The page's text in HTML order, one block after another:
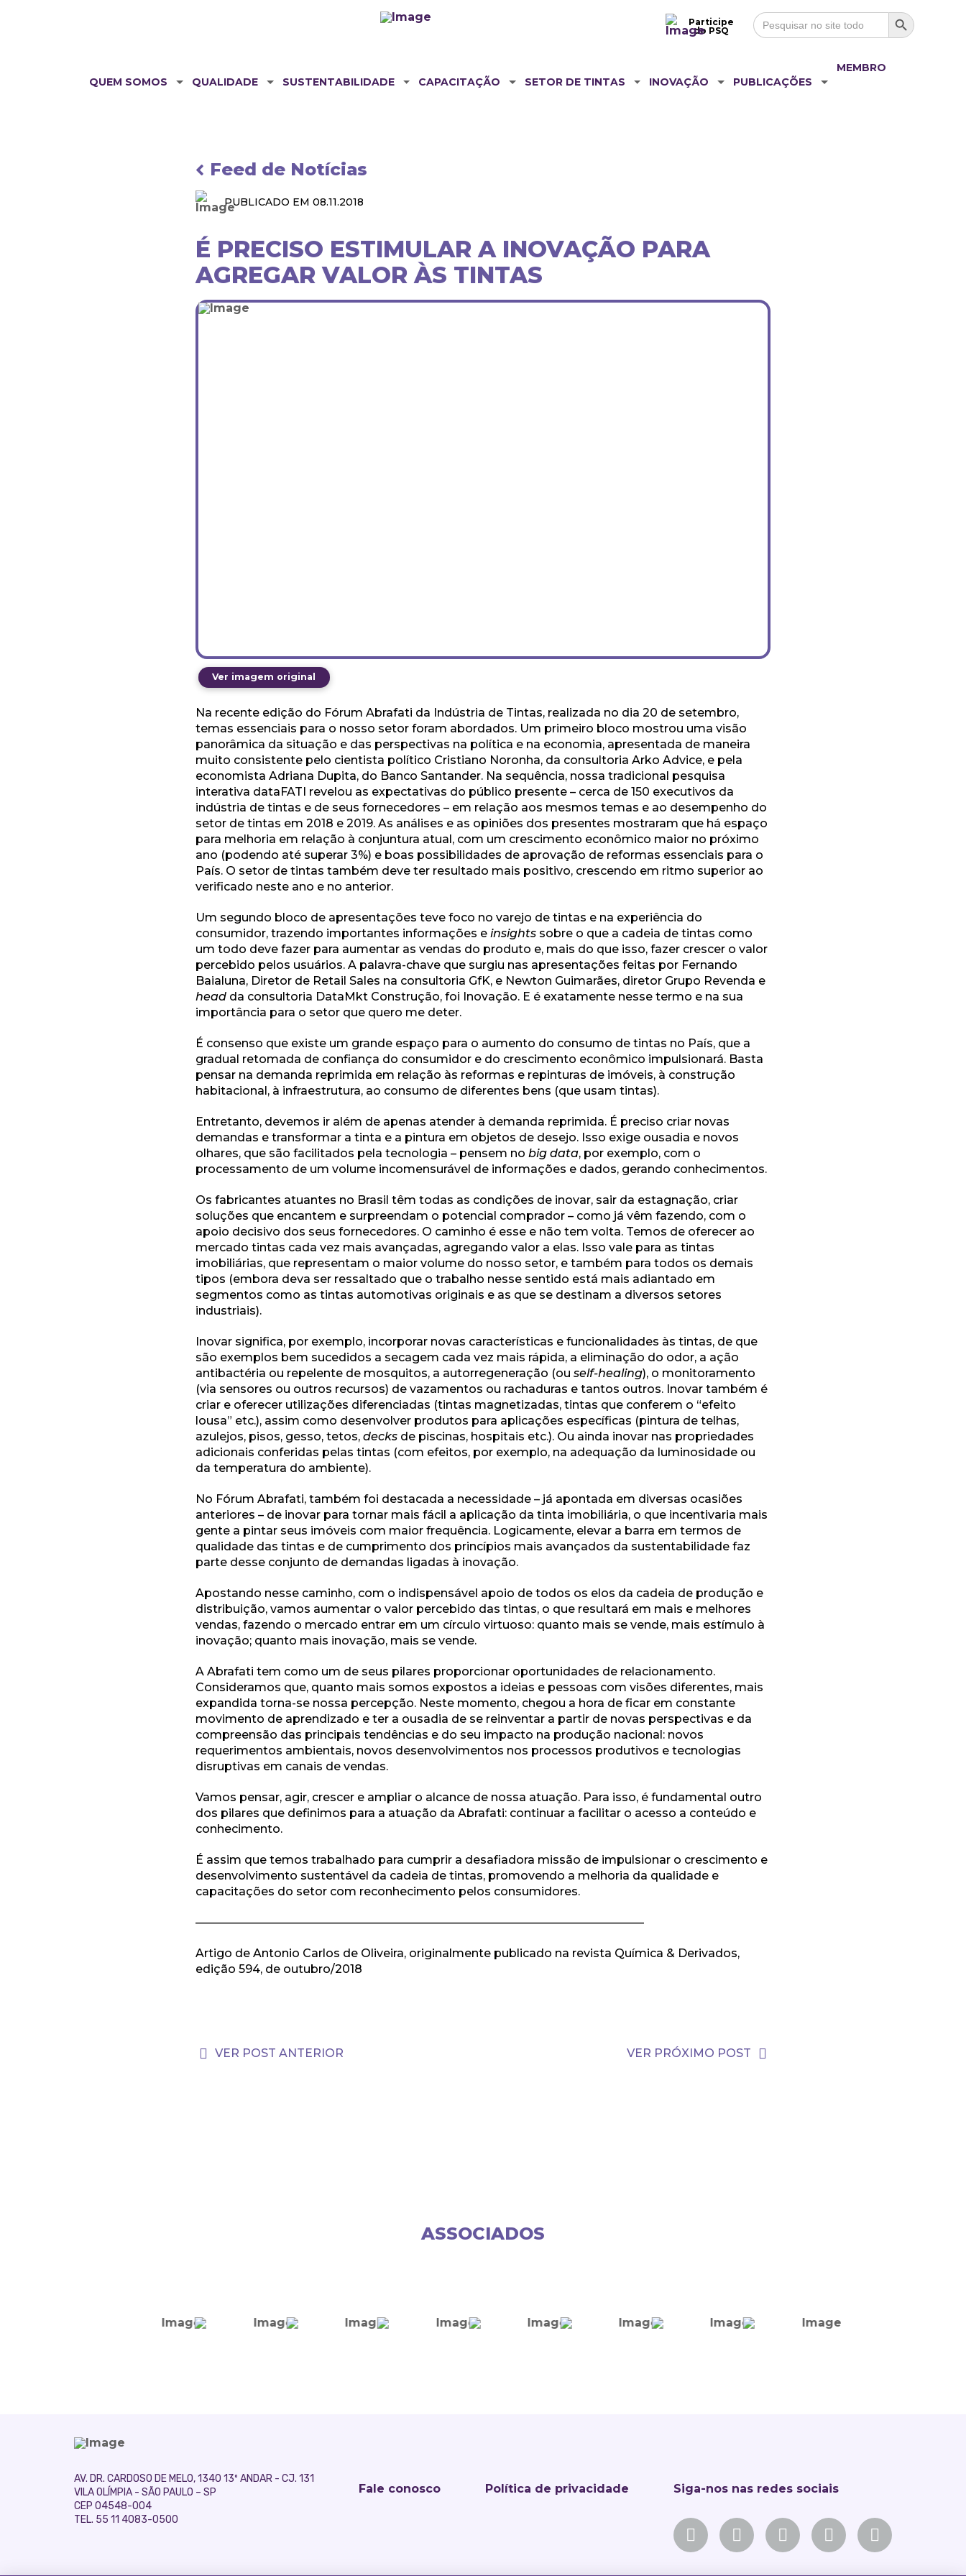
Participe
do PSQ
Search
for:
Search Button
QUEM SOMOS QUALIDADE SUSTENTABILIDADE CAPACITAÇÃO SETOR DE TINTAS INOVAÇÃO PUBLICAÇÕES
MEMBRO
Feed de Notícias
PUBLICADO EM 08.11.2018
É PRECISO ESTIMULAR A INOVAÇÃO PARA
AGREGAR VALOR ÀS TINTAS
Ver imagem original
Na recente edição do Fórum Abrafati da Indústria de Tintas, realizada no dia 20 de setembro,
temas essenciais para o nosso setor foram abordados. Um primeiro bloco mostrou uma visão
panorâmica da situação e das perspectivas na política e na economia, apresentada de maneira
muito consistente pelo cientista político Cristiano Noronha, da consultoria Arko Advice, e pela
economista Adriana Dupita, do Banco Santander. Na sequência, nossa tradicional pesquisa
interativa dataFATI revelou as expectativas do público presente – cerca de 150 executivos da
indústria de tintas e de seus fornecedores – em relação aos mesmos temas e ao desempenho do
setor de tintas em 2018 e 2019. As análises e as opiniões dos presentes mostraram que há espaço
para melhoria em relação à conjuntura atual, com um crescimento econômico maior no próximo
ano (podendo até superar 3%) e boas possibilidades de aprovação de reformas essenciais para o
País. O setor de tintas também deve ter resultado mais positivo, crescendo em ritmo superior ao
verificado neste ano e no anterior.
Um segundo bloco de apresentações teve foco no varejo de tintas e na experiência do
consumidor, trazendo importantes informações e insights sobre o que a cadeia de tintas como
um todo deve fazer para aumentar as vendas do produto e, mais do que isso, fazer crescer o valor
percebido pelos usuários. A palavra-chave que surgiu nas apresentações feitas por Fernando
Baialuna, Diretor de Retail Sales na consultoria GfK, e Newton Guimarães, diretor Grupo Revenda e
head da consultoria DataMkt Construção, foi Inovação. E é exatamente nesse termo e na sua
importância para o setor que quero me deter.
É consenso que existe um grande espaço para o aumento do consumo de tintas no País, que a
gradual retomada de confiança do consumidor e do crescimento econômico impulsionará. Basta
pensar na demanda reprimida em relação às reformas e repinturas de imóveis, à construção
habitacional, à infraestrutura, ao consumo de diferentes bens (que usam tintas).
Entretanto, devemos ir além de apenas atender à demanda reprimida. É preciso criar novas
demandas e transformar a tinta e a pintura em objetos de desejo. Isso exige ousadia e novos
olhares, que são facilitados pela tecnologia – pensem no big data, por exemplo, com o
processamento de um volume incomensurável de informações e dados, gerando conhecimentos.
Os fabricantes atuantes no Brasil têm todas as condições de inovar, sair da estagnação, criar
soluções que encantem e surpreendam o potencial comprador – como já vêm fazendo, com o
apoio decisivo dos seus fornecedores. O caminho é esse e não tem volta. Temos de oferecer ao
mercado tintas cada vez mais avançadas, agregando valor a elas. Isso vale para as tintas
imobiliárias, que representam o maior volume do nosso setor, e também para todos os demais
tipos (embora deva ser ressaltado que o trabalho nesse sentido está mais adiantado em
segmentos como as tintas automotivas originais e as que se destinam a diversos setores
industriais).
Inovar significa, por exemplo, incorporar novas características e funcionalidades às tintas, de que
são exemplos bem sucedidos a secagem cada vez mais rápida, a eliminação do odor, a ação
antibactéria ou repelente de mosquitos, a autorregeneração (ou self-healing), o monitoramento
(via sensores ou outros recursos) de vazamentos ou rachaduras e tantos outros. Inovar também é
criar e oferecer utilizações diferenciadas (tintas magnetizadas, tintas que conferem o “efeito
lousa” etc.), assim como desenvolver produtos para aplicações específicas (pintura de telhas,
azulejos, pisos, gesso, tetos, decks de piscinas, hospitais etc.). Ou ainda inovar nas propriedades
adicionais conferidas pelas tintas (com efeitos, por exemplo, na adequação da luminosidade ou
da temperatura do ambiente).
No Fórum Abrafati, também foi destacada a necessidade – já apontada em diversas ocasiões
anteriores – de inovar para tornar mais fácil a aplicação da tinta imobiliária, o que incentivaria mais
gente a pintar seus imóveis com maior frequência. Logicamente, elevar a barra em termos de
qualidade das tintas e de cumprimento dos princípios mais avançados da sustentabilidade faz
parte desse conjunto de demandas ligadas à inovação.
Apostando nesse caminho, com o indispensável apoio de todos os elos da cadeia de produção e
distribuição, vamos aumentar o valor percebido das tintas, o que resultará em mais e melhores
vendas, fazendo o mercado entrar em um círculo virtuoso: quanto mais se vende, mais estímulo à
inovação; quanto mais inovação, mais se vende.
A Abrafati tem como um de seus pilares proporcionar oportunidades de relacionamento.
Consideramos que, quanto mais somos expostos a ideias e pessoas com visões diferentes, mais
expandida torna-se nossa percepção. Neste momento, chegou a hora de ficar em constante
movimento de aprendizado e ter a ousadia de se reinventar a partir de novas perspectivas e da
compreensão das principais tendências e do seu impacto na produção nacional: novos
requerimentos ambientais, novos desenvolvimentos nos processos produtivos e tecnologias
disruptivas em canais de vendas.
Vamos pensar, agir, crescer e ampliar o alcance de nossa atuação. Para isso, é fundamental outro
dos pilares que definimos para a atuação da Abrafati: continuar a facilitar o acesso a conteúdo e
conhecimento.
É assim que temos trabalhado para cumprir a desafiadora missão de impulsionar o crescimento e
desenvolvimento sustentável da cadeia de tintas, promovendo a melhoria da qualidade e
capacitações do setor com reconhecimento pelos consumidores.
———————————————————————————————————————
Artigo de Antonio Carlos de Oliveira, originalmente publicado na revista Química & Derivados,
edição 594, de outubro/2018
VER POST ANTERIOR VER PRÓXIMO POST
ASSOCIADOS
AV. DR. CARDOSO DE MELO, 1340 13º ANDAR - CJ. 131
VILA OLÍMPIA - SÃO PAULO – SP
CEP 04548-004
TEL. 55 11 4083-0500
Fale conosco Política de privacidade Siga-nos nas redes sociais